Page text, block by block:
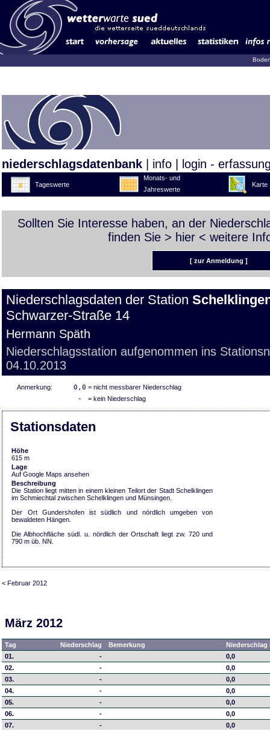
niederschlagsdatenbank info login -
Tageswerte
Monats- und
Jahreswerte
Karte
Sollten Sie Interesse haben, an der
finden Sie > hier < weitere
[ zur Anmeldung ]
Niederschlagsdaten der Station
Schwarzer-Straße 14
Hermann Späth
Niederschlagsstation aufgenommen ins
04.10.2013
Anmerkung: 0,0 = nicht messbarer Niederschlag
- = kein Niederschlag
Stationsdaten
Höhe
615 m
Lage
Auf Google Maps ansehen
Beschreibung
Die Station liegt mitten in einem kleinen Teilort der Stadt Schelklingen
im Schmiechtal zwischen Schelklingen und Münsingen.
Der Ort Gundershofen ist südlich und nördlich umgeben von
bewaldeten Hängen.
Die Albhochfläche südl. u. nördlich der Ortschaft liegt zw. 720 und
790 m üb. NN.
< Februar 2012
März 2012
Tag Niederschlag Bemerkung
01.
-
0,0
02.
-
0,0
03.
-
0,0
04.
-
0,0
05.
-
0,0
06.
-
0,0
07.
-
0,0